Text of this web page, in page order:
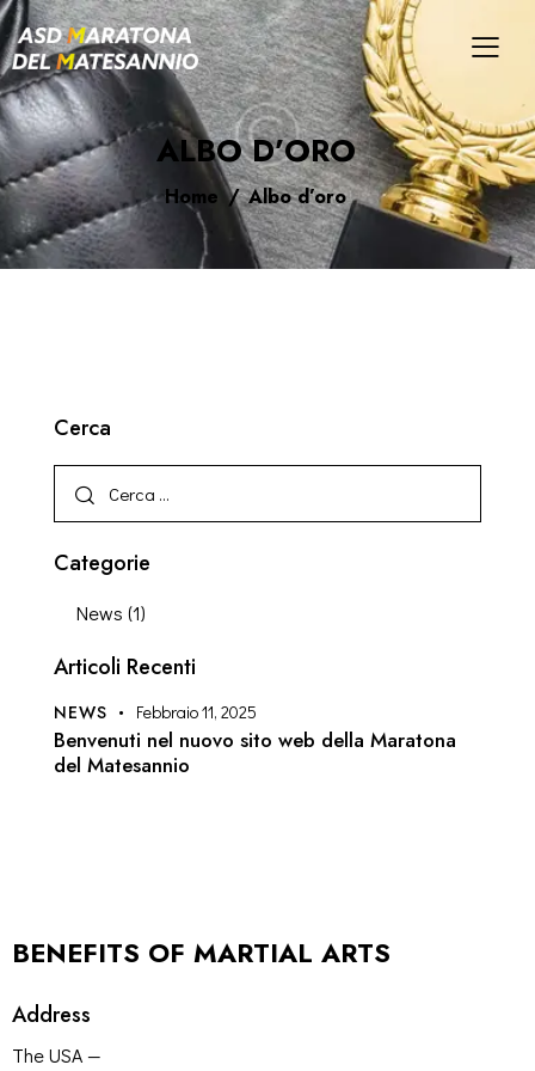
ALBO D’ORO
Home Albo d’oro
Cerca
Categorie
News (1)
Articoli Recenti
NEWS Febbraio 11, 2025
Benvenuti nel nuovo sito web della Maratona
del Matesannio
BENEFITS OF MARTIAL ARTS
Address
The USA —